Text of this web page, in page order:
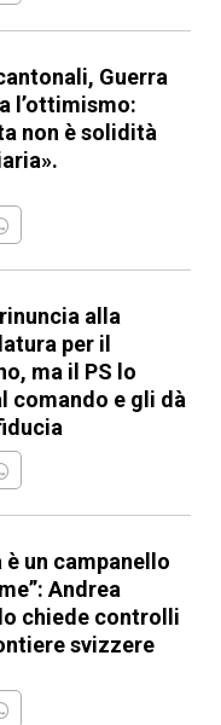
Guerra
l’ottimismo:
non è solidità
alla
per il
ma il PS lo
comando e gli dà
è un campanello
Andrea
chiede controlli
svizzere